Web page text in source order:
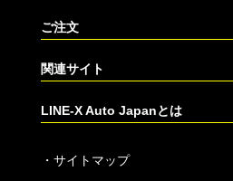
ご注文
関連サイト
LINE-X Auto Japanとは
・ サイトマップ